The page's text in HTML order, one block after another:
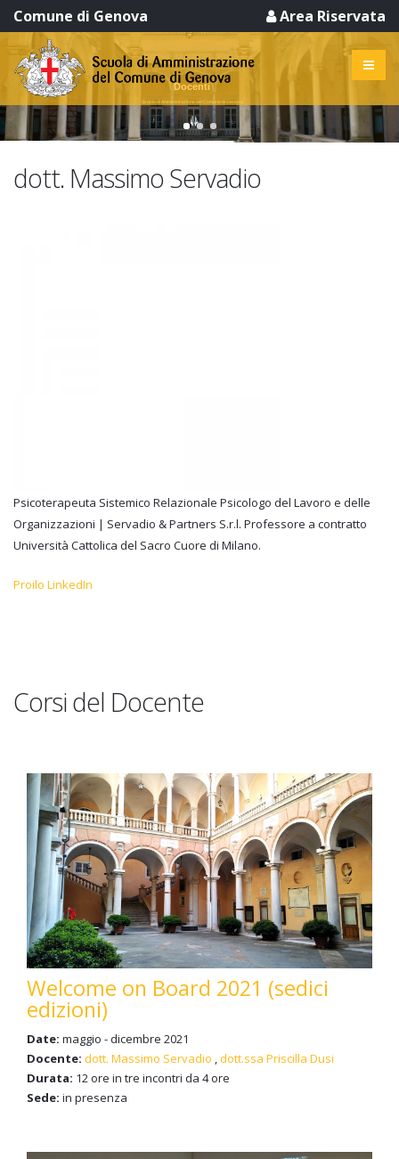
Comune di Genova Area Riservata
Docenti
Scuola di Amministrazione del Comune di Genova
dott. Massimo Servadio
Psicoterapeuta Sistemico Relazionale Psicologo del Lavoro e delle
Organizzazioni | Servadio & Partners S.r.l. Professore a contratto
Università Cattolica del Sacro Cuore di Milano.
Proilo LinkedIn
Corsi del Docente
Welcome on Board 2021 (sedici
edizioni)
Date: maggio - dicembre 2021
Docente: dott. Massimo Servadio ,dott.ssa Priscilla Dusi
Durata: 12 ore in tre incontri da 4 ore
Sede: in presenza